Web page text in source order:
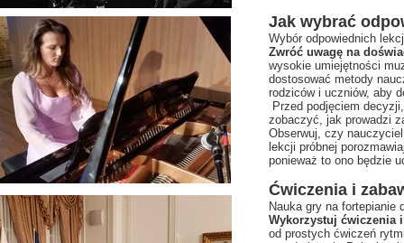
Jak wybrać
Wybór odpowiednich
Zwróć uwagę na
wysokie umiejętności
dostosować metody
rodziców i uczniów, aby
Przed podjęciem
zobaczyć, jak prowadzi
Obserwuj, czy
lekcji próbnej
ponieważ to ono będzie
Ćwiczenia i
Nauka gry na fortepianie
Wykorzystuj ćwiczenia
od prostych ćwiczeń